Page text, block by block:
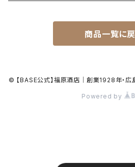
商品一覧に
© 【BASE公式】福原酒店｜創業1928年・
Powered by